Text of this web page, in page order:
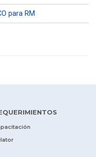
para RM